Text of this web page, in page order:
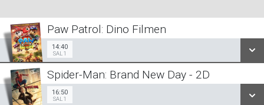
Paw Patrol: Dino Filmen
14:40
SAL 1
Sal 1
SE ALLE DAGE
Spider-Man: Brand New Day - 2D
16:50
SAL 1
Sal 1